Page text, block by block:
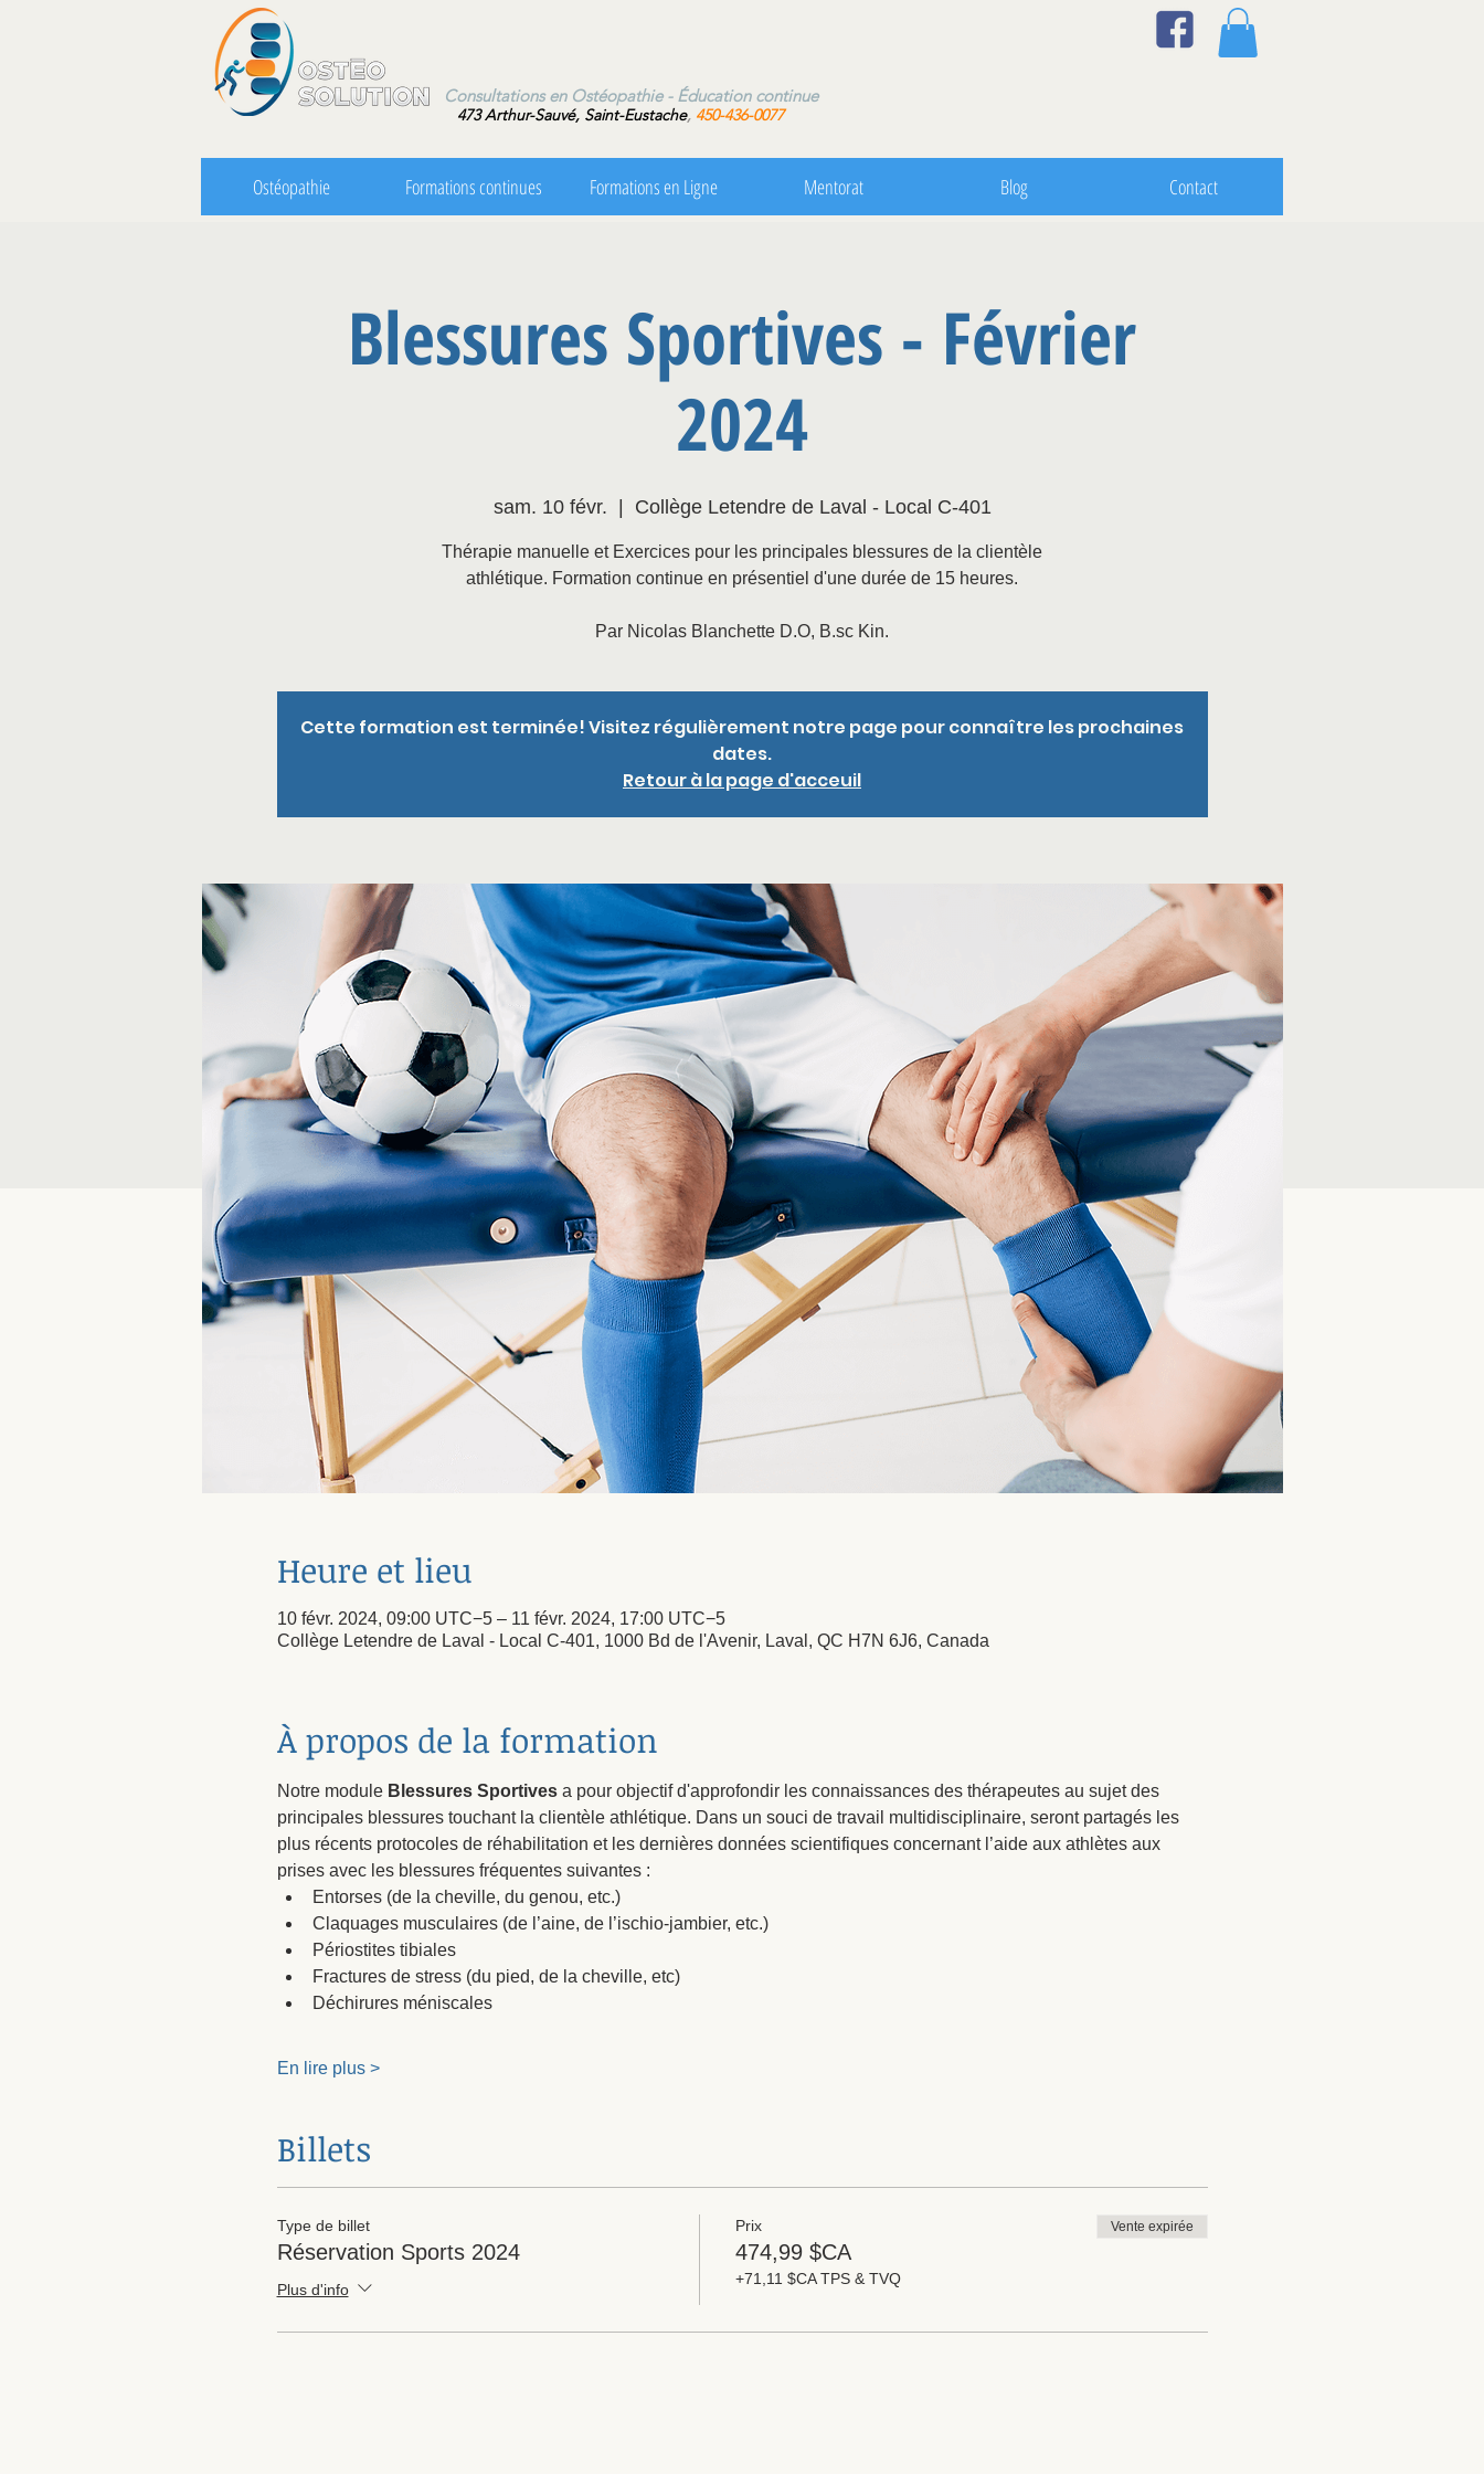
Consultations en Ostéopathie - Éducation continue
473 Arthur-Sauvé, Saint-Eustache, 450-436-0077
Ostéopathie Formations continues Formations en Ligne Mentorat Blog Contact
Blessures Sportives - Février
2024
sam. 10 févr. Collège Letendre de Laval - Local C-401
Thérapie manuelle et Exercices pour les principales blessures de la clientèle
athlétique. Formation continue en présentiel d'une durée de 15 heures.
Par Nicolas Blanchette D.O, B.sc Kin.
Cette formation est terminée! Visitez régulièrement notre page pour connaître les prochaines
dates.
Retour à la page d'acceuil
Heure et lieu
10 févr. 2024, 09:00 UTC−5 – 11 févr. 2024, 17:00 UTC−5
Collège Letendre de Laval - Local C-401, 1000 Bd de l'Avenir, Laval, QC H7N 6J6, Canada
À propos de la formation
Notre module Blessures Sportives a pour objectif d'approfondir les connaissances des thérapeutes au sujet des
principales blessures touchant la clientèle athlétique. Dans un souci de travail multidisciplinaire, seront partagés les
plus récents protocoles de réhabilitation et les dernières données scientifiques concernant l’aide aux athlètes aux
prises avec les blessures fréquentes suivantes :
Entorses (de la cheville, du genou, etc.)
Claquages musculaires (de l’aine, de l’ischio-jambier, etc.)
Périostites tibiales
Fractures de stress (du pied, de la cheville, etc)
Déchirures méniscales
En lire plus >
Billets
Type de billet
Réservation Sports 2024
Plus d'info
Prix
474,99 $CA
+71,11 $CA TPS & TVQ
Vente expirée